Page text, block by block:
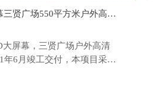
雄安新区最大屏幕三贤广场550平方米户外高清LED显示屏竣工交付
大屏幕，三贤广场户外高清
年6月竣工交付，本项目采用